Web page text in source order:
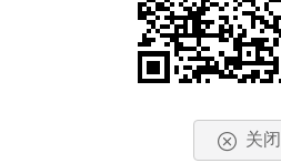
关闭